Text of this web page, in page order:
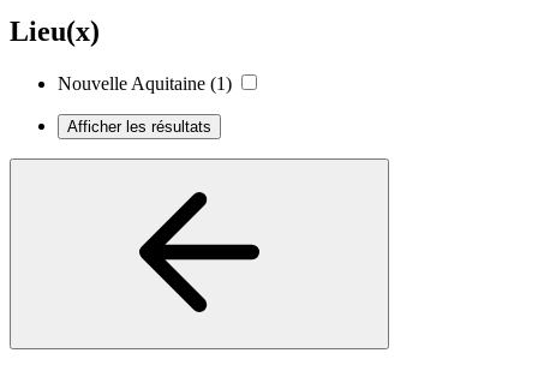
Lieu(x)
Nouvelle Aquitaine (1)
Afficher les résultats